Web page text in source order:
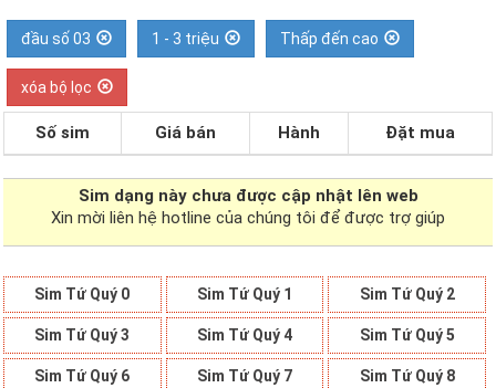
đầu số 03 1 - 3 triệu Thấp đến cao
xóa bộ lọc
Số sim Giá bán Hành Đặt mua
Sim dạng này chưa được cập nhật lên web
Xin mời liên hệ hotline của chúng tôi để được trợ giúp
Sim Tứ Quý 0 Sim Tứ Quý 1 Sim Tứ Quý 2
Sim Tứ Quý 3 Sim Tứ Quý 4 Sim Tứ Quý 5
Sim Tứ Quý 6 Sim Tứ Quý 7 Sim Tứ Quý 8